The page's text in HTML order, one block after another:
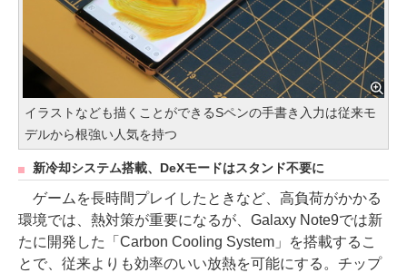
イラストなども描くことができるSペンの手書き入力は従来モ
デルから根強い人気を持つ
新冷却システム搭載、DeXモードはスタンド不要に
ゲームを長時間プレイしたときなど、高負荷がかかる
環境では、熱対策が重要になるが、Galaxy Note9では新
たに開発した「Carbon Cooling System」を搭載するこ
とで、従来よりも効率のいい放熱を可能にする。チップ